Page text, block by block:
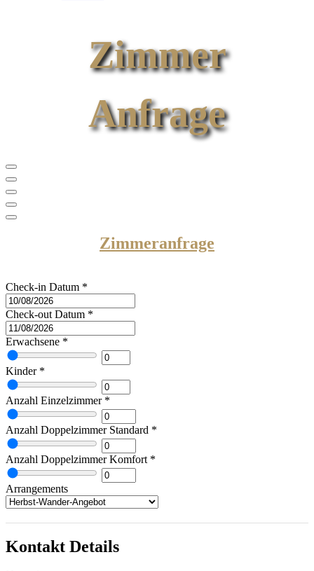
Zimmer
Anfrage
Zimmeranfrage
Check-in Datum *
Check-out Datum *
Erwachsene *
Kinder *
Anzahl Einzelzimmer *
Anzahl Doppelzimmer Standard *
Anzahl Doppelzimmer Komfort *
Arrangements
Kontakt Details